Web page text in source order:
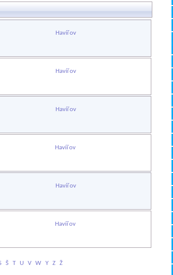
Havířov
Havířov
Havířov
Havířov
Havířov
Havířov
Š T U V W Y Z Ž